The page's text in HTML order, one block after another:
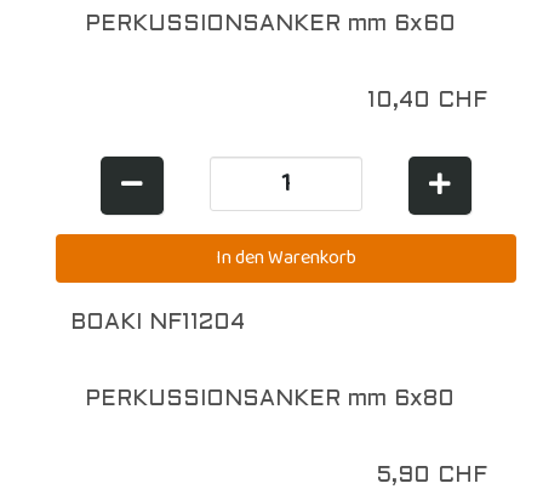
PERKUSSIONSANKER mm 6x60
10,40 CHF
BOAKI NF11204
PERKUSSIONSANKER mm 6x80
5,90 CHF